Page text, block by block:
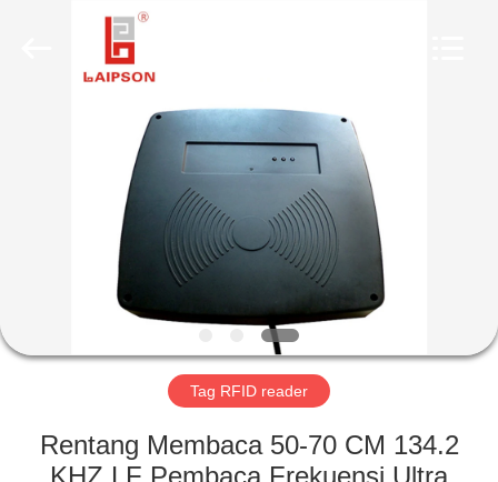
PRODUK
TENTANG
TUR
KONTROL
Tag RFID reader
Rentang Membaca 50-70 CM 134.2